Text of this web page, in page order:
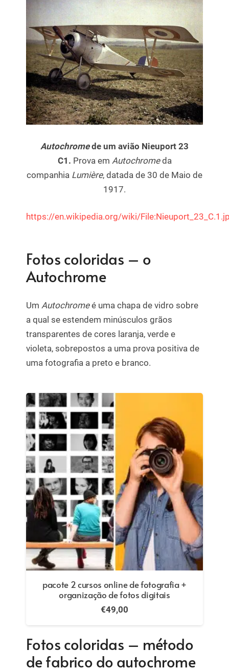
Autochromede um avião Nieuport 23
C1. Prova em Autochromeda
companhia Lumière, datada de 30 de Maio de
1917.
https://en.wikipedia.org/wiki/
Fotos coloridas – o
Autochrome
Um Autochromeé uma chapa de vidro sobre
a qual se estendem minúsculos grãos
transparentes de cores laranja, verde e
violeta, sobrepostos a uma prova positiva de
uma fotografia a preto e branco.
pacote 2 cursos online de fotografia +
organização de fotos digitais
€49,00
Fotos coloridas – método
de fabrico do autochrome